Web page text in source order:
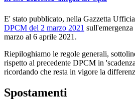
E' stato pubblicato, nella Gazzetta
DPCM del 2 marzo 2021
marzo al 6 aprile 2021.
Riepiloghiamo le regole generali,
rispetto al precedente DPCM in
ricordando che resta in vigore la
Spostamenti